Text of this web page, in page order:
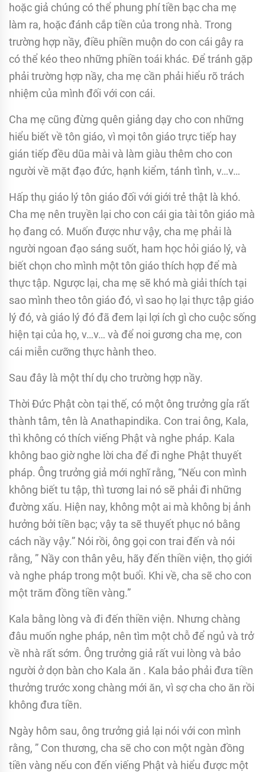
hoặc giả chúng có thể phung phí tiền bạc cha mẹ
làm ra, hoặc đánh cắp tiền của trong nhà. Trong
trường hợp nầy, điều phiền muộn do con cái gây ra
có thể kéo theo những phiền toái khác. Ðể tránh gặp
phải trường hợp nầy, cha mẹ cần phải hiểu rõ trách
nhiệm của mình đối với con cái.
Cha mẹ cũng đừng quên giảng dạy cho con những
hiểu biết về tôn giáo, vì mọi tôn giáo trực tiếp hay
gián tiếp đều dũa mài và làm giàu thêm cho con
người về mặt đạo đức, hạnh kiểm, tánh tình, v…v…
Hấp thụ giáo lý tôn giáo đối với giới trẻ thật là khó.
Cha mẹ nên truyền lại cho con cái gia tài tôn giáo mà
họ đang có. Muốn được như vậy, cha mẹ phải là
người ngoan đạo sáng suốt, ham học hỏi giáo lý, và
biết chọn cho mình một tôn giáo thích hợp để mà
thực tập. Ngược lại, cha mẹ sẽ khó mà giải thích tại
sao mình theo tôn giáo đó, vì sao họ lại thực tập giáo
lý đó, và giáo lý đó đã đem lại lợi ích gì cho cuộc sống
hiện tại của họ, v…v… và để noi gương cha mẹ, con
cái miễn cưỡng thực hành theo.
Sau đây là một thí dụ cho trường hợp nầy.
Thời Ðức Phật còn tại thế, có một ông trưởng gỉa rất
thành tâm, tên là Anathapindika. Con trai ông, Kala,
thì không có thích viếng Phật và nghe pháp. Kala
không bao giờ nghe lời cha để đi nghe Phật thuyết
pháp. Ông trưởng giả mới nghĩ rằng, “Nếu con mình
không biết tu tập, thì tương lai nó sẽ phải đi những
đường xấu. Hiện nay, không một ai mà không bị ảnh
hưởng bởi tiền bạc; vậy ta sẽ thuyết phục nó bằng
cách nầy vậy.” Nói rồi, ông gọi con trai đến và nói
rằng, ” Nầy con thân yêu, hãy đến thiền viện, thọ giới
và nghe pháp trong một buổi. Khi về, cha sẽ cho con
một trăm đồng tiền vàng.”
Kala bằng lòng và đi đến thiền viện. Nhưng chàng
đâu muốn nghe pháp, nên tìm một chỗ để ngủ và trở
về nhà rất sớm. Ông trưởng giả rất vui lòng và bảo
người ở dọn bàn cho Kala ăn . Kala bảo phải đưa tiền
thưởng trước xong chàng mới ăn, vì sợ cha cho ăn rồi
không đưa tiền.
Ngày hôm sau, ông trưởng giả lại nói với con mình
rằng, ” Con thương, cha sẽ cho con một ngàn đồng
tiền vàng nếu con đến viếng Phật và hiểu được một